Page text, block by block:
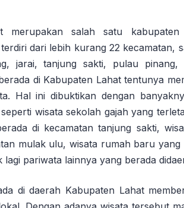
merupakan salah satu
dari lebih kurang 22 kecamatan,
jarai, tanjung sakti, pulau
di Kabupaten Lahat tentunya
Hal ini dibuktikan dengan
wisata sekolah gajah yang
di kecamatan tanjung sakti,
mulak ulu, wisata rumah baru
lagi pariwata lainnya yang berada
di daerah Kabupaten Lahat